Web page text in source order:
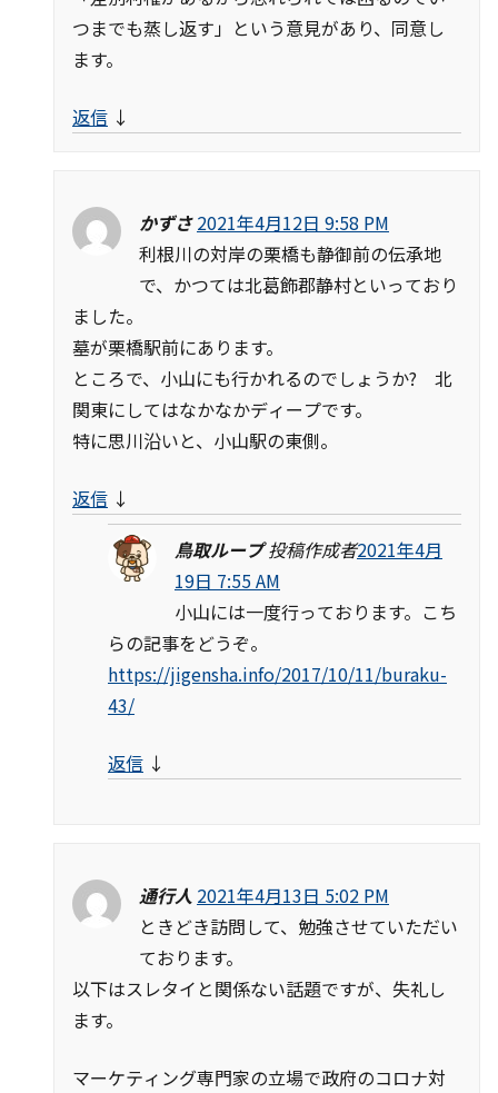
つまでも蒸し返す」という意見があり、同意し
ます。
返信 ↓
かずさ 2021年4月12日 9:58 PM
利根川の対岸の栗橋も静御前の伝承地
で、かつては北葛飾郡静村といっており
ました。
墓が栗橋駅前にあります。
ところで、小山にも行かれるのでしょうか? 北
関東にしてはなかなかディープです。
特に思川沿いと、小山駅の東側。
返信 ↓
鳥取ループ 投稿作成者2021年4月
19日 7:55 AM
小山には一度行っております。こち
らの記事をどうぞ。
https://jigensha.info/2017/10/11/buraku-
43/
返信 ↓
通行人 2021年4月13日 5:02 PM
ときどき訪問して、勉強させていただい
ております。
以下はスレタイと関係ない話題ですが、失礼し
ます。
マーケティング専門家の立場で政府のコロナ対